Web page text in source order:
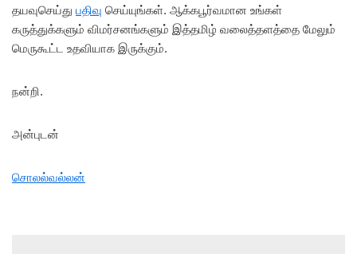
தயவுசெய்து பதிவு செய்யுங்கள். ஆக்கபூர்வமான உங்கள்
கருத்துக்களும் விமர்சனங்களும் இத்தமிழ் வலைத்தளத்தை மேலும்
மெருகூட்ட உதவியாக இருக்கும்.
நன்றி.
அன்புடன்
சொலல்வல்லன்